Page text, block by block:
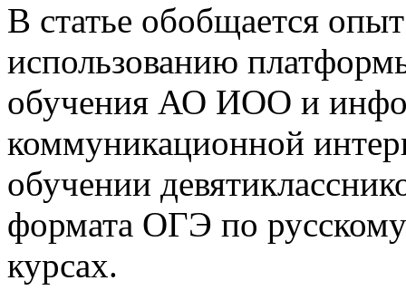
В статье обобщается
использованию
обучения АО ИОО и
коммуникационной
обучении
формата ОГЭ по
курсах.